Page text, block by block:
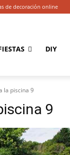
de decoración online
DIY
la piscina 9
9